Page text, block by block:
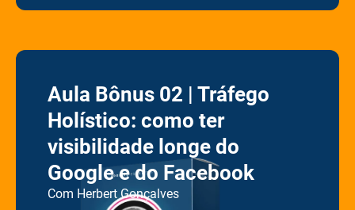
Aula Bônus 02 | Tráfego
Holístico: como ter
visibilidade longe do
Google e do Facebook
Com Herbert Gonçalves